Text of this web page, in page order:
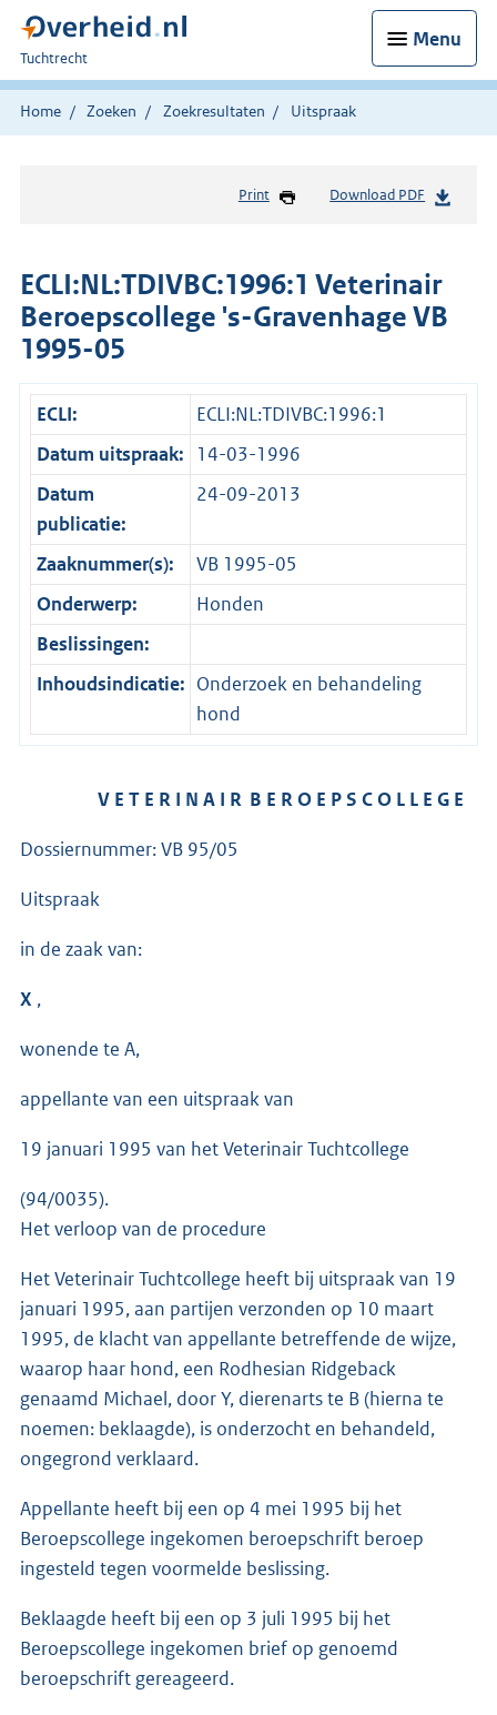
Menu
U
bent
hier:
Tuchtrecht
Home Zoeken Zoekresultaten Uitspraak
Print Download PDF
ECLI:NL:TDIVBC:1996:1 Veterinair
Beroepscollege 's-Gravenhage VB
1995-05
ECLI:
ECLI:NL:TDIVBC:1996:1
Datum uitspraak:
14-03-1996
Datum
publicatie:
24-09-2013
Zaaknummer(s):
VB 1995-05
Onderwerp:
Honden
Beslissingen:
Inhoudsindicatie: Onderzoek en behandeling
hond
V E T E R I N A I R B E R O E P S C O L L E G E
Dossiernummer: VB 95/05
Uitspraak
in de zaak van:
X ,
wonende te A,
appellante van een uitspraak van
19 januari 1995 van het Veterinair Tuchtcollege
(94/0035).
Het verloop van de procedure
Het Veterinair Tuchtcollege heeft bij uitspraak van 19
januari 1995, aan partijen verzonden op 10 maart
1995, de klacht van appellante betreffende de wijze,
waarop haar hond, een Rodhesian Ridgeback
genaamd Michael, door Y, dierenarts te B (hierna te
noemen: beklaagde), is onderzocht en behandeld,
ongegrond verklaard.
Appellante heeft bij een op 4 mei 1995 bij het
Beroepscollege ingekomen beroepschrift beroep
ingesteld tegen voormelde beslissing.
Beklaagde heeft bij een op 3 juli 1995 bij het
Beroepscollege ingekomen brief op genoemd
beroepschrift gereageerd.